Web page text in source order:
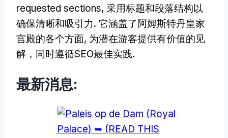
requested sections, 采用标题和段落结构以
确保清晰和吸引力. 它涵盖了阿姆斯特丹皇家
宫殿的各个方面, 为潜在游客提供有价值的见
解，同时遵循SEO最佳实践.
最新消息: